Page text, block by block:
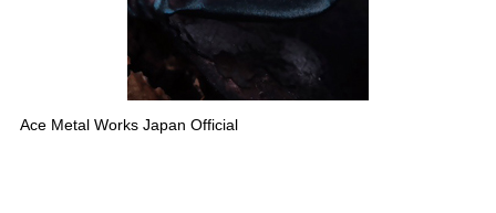
Ace Metal Works Japan Official